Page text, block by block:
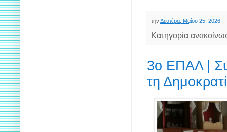
την Δευτέρα, Μαΐου 25, 2026
Κατηγορία
3ο ΕΠΑΛ |
τη